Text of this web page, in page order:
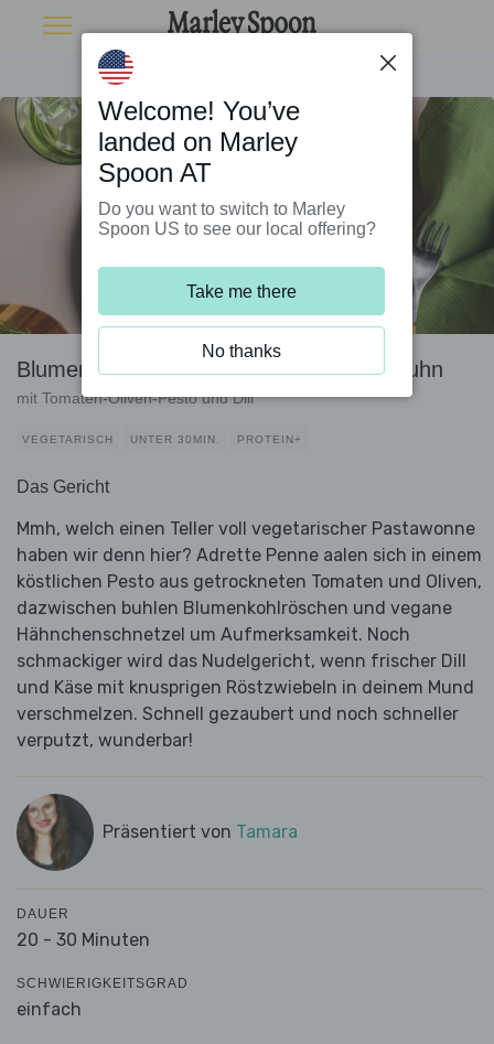
Blumenkohl-Käse-Pasta mit veganem Huhn
mit Tomaten-Oliven-Pesto und Dill
VEGETARISCH UNTER 30MIN. PROTEIN+
Das Gericht
Mmh, welch einen Teller voll vegetarischer Pastawonne
haben wir denn hier? Adrette Penne aalen sich in einem
köstlichen Pesto aus getrockneten Tomaten und Oliven,
dazwischen buhlen Blumenkohlröschen und vegane
Hähnchenschnetzel um Aufmerksamkeit. Noch
schmackiger wird das Nudelgericht, wenn frischer Dill
und Käse mit knusprigen Röstzwiebeln in deinem Mund
verschmelzen. Schnell gezaubert und noch schneller
verputzt, wunderbar!
Präsentiert von Tamara
DAUER
20 - 30 Minuten
SCHWIERIGKEITSGRAD
einfach
Welcome! You’ve
landed on Marley
Spoon AT
Do you want to switch to Marley
Spoon US to see our local offering?
Take me there
No thanks